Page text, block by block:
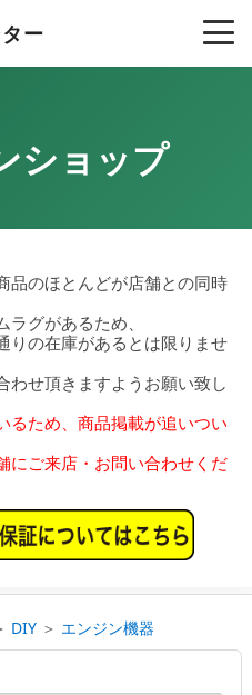
ー
ショップ
品のほとんどが店舗との同時
グがあるため、
りの在庫があるとは限りませ
わせ頂きますようお願い致し
るため、商品掲載が追いつい
にご来店・お問い合わせくだ
DIY ＞ エンジン機器